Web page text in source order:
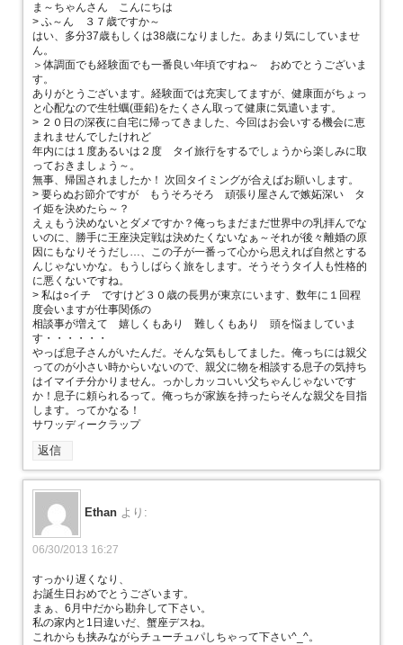
ま～ちゃんさん こんにちは
> ふ～ん ３７歳ですか～
はい、多分37歳もしくは38歳になりました。あまり気にしていませ
ん。
＞体調面でも経験面でも一番良い年頃ですね～ おめでとうございま
す。
ありがとうございます。経験面では充実してますが、健康面がちょっ
と心配なので生牡蠣(亜鉛)をたくさん取って健康に気遣います。
> ２０日の深夜に自宅に帰ってきました、今回はお会いする機会に恵
まれませんでしたけれど
年内には１度あるいは２度 タイ旅行をするでしょうから楽しみに取
っておきましょう～。
無事、帰国されましたか！ 次回タイミングが合えばお願いします。
> 要らぬお節介ですが もうそろそろ 頑張り屋さんで嫉妬深い タ
イ姫を決めたら～？
えぇもう決めないとダメですか？俺っちまだまだ世界中の乳拝んでな
いのに、勝手に王座決定戦は決めたくないなぁ～それが後々離婚の原
因にもなりそうだし…、この子が一番って心から思えれば自然とする
んじゃないかな。もうしばらく旅をします。そうそうタイ人も性格的
に悪くないですね。
> 私は○イチ ですけど３０歳の長男が東京にいます、数年に１回程
度会いますが仕事関係の
相談事が増えて 嬉しくもあり 難しくもあり 頭を悩ましていま
す・・・・・・
やっぱ息子さんがいたんだ。そんな気もしてました。俺っちには親父
ってのが小さい時からいないので、親父に物を相談する息子の気持ち
はイマイチ分かりません。っかしカッコいい父ちゃんじゃないです
か！息子に頼られるって。俺っちが家族を持ったらそんな親父を目指
します。ってかなる！
サワッディークラップ
返信
Ethan より:
06/30/2013 16:27
すっかり遅くなり、
お誕生日おめでとうございます。
まぁ、6月中だから勘弁して下さい。
私の家内と1日違いだ、蟹座デスね。
これからも挟みながらチューチュパしちゃって下さい^_^。